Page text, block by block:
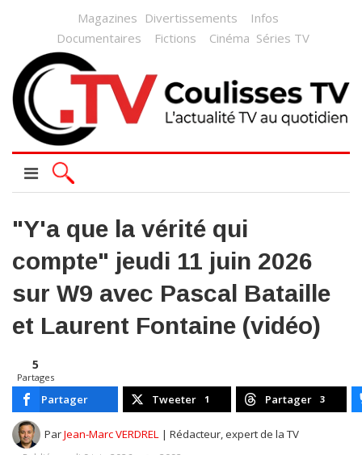
Magazines Divertissements
Infos
Documentaires
Fictions Cinéma Séries TV
"Y'a que la vérité qui
compte" jeudi 11 juin 2026
sur W9 avec Pascal Bataille
et Laurent Fontaine (vidéo)
5
Partages
Partager Tweeter 1 Partager 3
ParJean-Marc VERDREL | Rédacteur, expert de la TV